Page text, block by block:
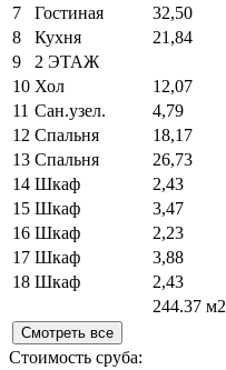
7
Гостиная
32,50
8
Кухня
21,84
9
2 ЭТАЖ
10 Хол
12,07
11 Сан.узел.
4,79
12 Спальня
18,17
13 Спальня
26,73
14 Шкаф
2,43
15 Шкаф
3,47
16 Шкаф
2,23
17 Шкаф
3,88
18 Шкаф
2,43
244.37 м2
Смотреть все
Стоимость сруба: